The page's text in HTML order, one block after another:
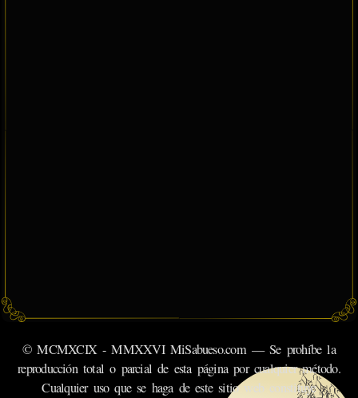
© MCMXCIX - MMXXVI MiSabueso.com — Se prohíbe la
reproducción total o parcial de esta página por cualquier método.
Cualquier uso que se haga de este sitio web constituye